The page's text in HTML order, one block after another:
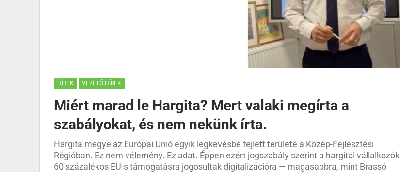
HÍREK VEZETŐ HÍREK
Miért marad le Hargita? Mert valaki megírta a
szabályokat, és nem nekünk írta.
Hargita megye az Európai Unió egyik legkevésbé fejlett területe a Közép-Fejlesztési
Régióban. Ez nem vélemény. Ez adat. Éppen ezért jogszabály szerint a hargitai vállalkozók
60 százalékos EU-s támogatásra jogosultak digitalizációra — magasabbra, mint Brassó